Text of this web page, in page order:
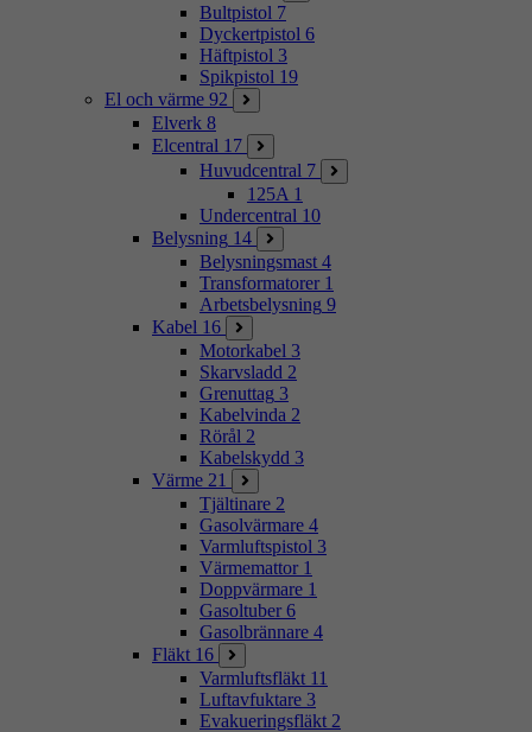
Bultpistol 7
Dyckertpistol 6
Häftpistol 3
Spikpistol 19
El och värme 92
Elverk 8
Elcentral 17
Huvudcentral 7
125A 1
Undercentral 10
Belysning 14
Belysningsmast 4
Transformatorer 1
Arbetsbelysning 9
Kabel 16
Motorkabel 3
Skarvsladd 2
Grenuttag 3
Kabelvinda 2
Rörål 2
Kabelskydd 3
Värme 21
Tjältinare 2
Gasolvärmare 4
Varmluftspistol 3
Värmemattor 1
Doppvärmare 1
Gasoltuber 6
Gasolbrännare 4
Fläkt 16
Varmluftsfläkt 11
Luftavfuktare 3
Evakueringsfläkt 2